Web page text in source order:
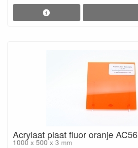
Acrylaat plaat fluor oranje AC56
1000 x 500 x 3 mm